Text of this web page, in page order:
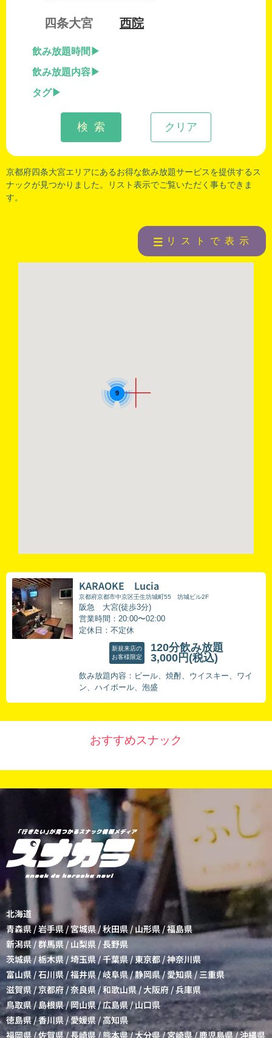
四条大宮 西院
飲み放題時間
飲み放題内容
タグ
クリア
検 索
京都府四条大宮エリアにあるお得な飲み放題サービスを提供するス
ナックが見つかりました。リスト表示でご覧いただく事もできま
す。
リストで表示
9
KARAOKE Lucia
京都府京都市中京区壬生坊城町55 坊城ビル2F
阪急 大宮(徒歩3分)
営業時間：20:00〜02:00
定休日：不定休
新規来店の
お客様限定
120分飲み放題
3,000円 (税込)
飲み放題内容：ビール、焼酎、ウイスキー、ワイ
ン、ハイボール、泡盛
おすすめスナック
北海道
青森県/岩手県/宮城県/秋田県 / 山形県/福島県
新潟県/群馬県 / 山梨県 /長野県
茨城県 /栃木県/埼玉県/千葉県/東京都 /神奈川県
富山県 /石川県 /福井県/岐阜県/静岡県/愛知県/三重県
滋賀県/京都府/奈良県 /和歌山県/大阪府 /兵庫県
鳥取県 / 島根県/岡山県/広島県/山口県
徳島県/香川県/愛媛県 /高知県
福岡県 /佐賀県 /長崎県/熊本県/大分県/宮崎県/鹿児島県/沖縄県